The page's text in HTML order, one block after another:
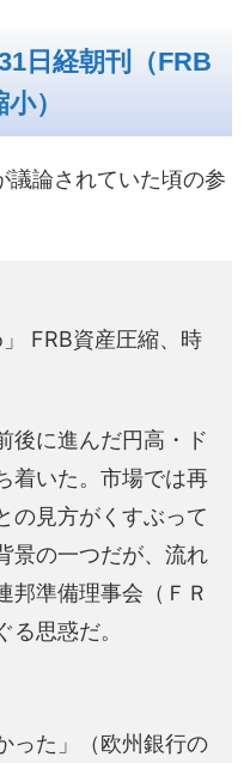
日経朝刊（FRB
）
議論されていた頃の参
FRB資産圧縮、時
後に進んだ円高・ド
着いた。市場では再
の見方がくすぶって
景の一つだが、流れ
邦準備理事会（ＦＲ
る思惑だ。
った」（欧州銀行の